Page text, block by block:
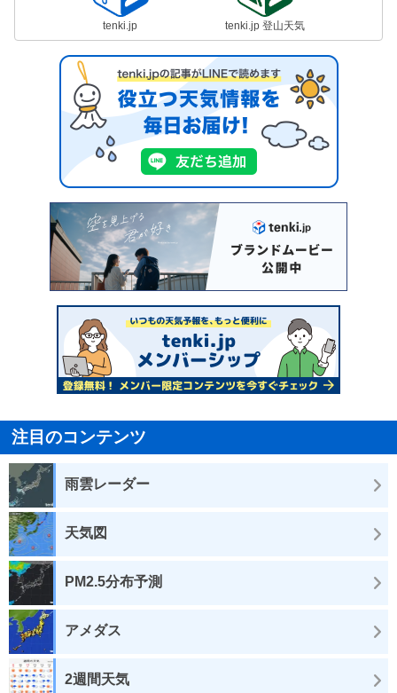
tenki.jp tenki.jp 登山天気
注目のコンテンツ
雨雲レーダー
天気図
PM2.5分布予測
アメダス
2週間天気